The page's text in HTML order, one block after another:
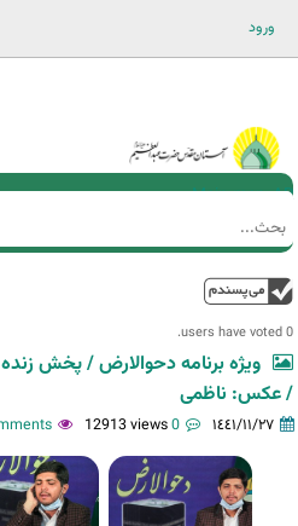
ورود
Main men-AR
استمارة
‏
0 users have voted.
ویژه برنامه دحوالارض / پخش
/ عکس: ناظمی
١٤٤١/١١/٢٧ 0 comments
12913 views